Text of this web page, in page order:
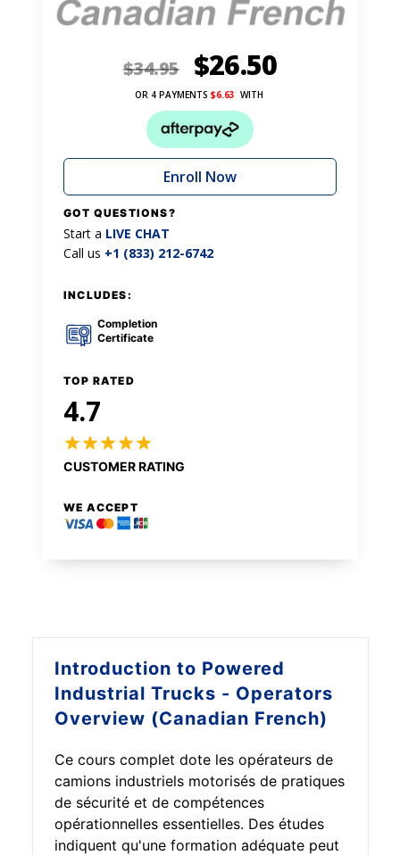
Introduction to Powered
Industrial Trucks - Operators
Overview (Canadian French)
Ce cours complet dote les opérateurs de
camions industriels motorisés de pratiques
de sécurité et de compétences
opérationnelles essentielles. Des études
indiquent qu'une formation adéquate peut
$34.95 $26.50
OR 4 PAYMENTS $6.63 WITH
Enroll Now
GOT QUESTIONS?
Start a LIVE CHAT
Call us +1 (833) 212-6742
INCLUDES:
Completion
Certificate
TOP RATED
4.7
CUSTOMER RATING
WE ACCEPT